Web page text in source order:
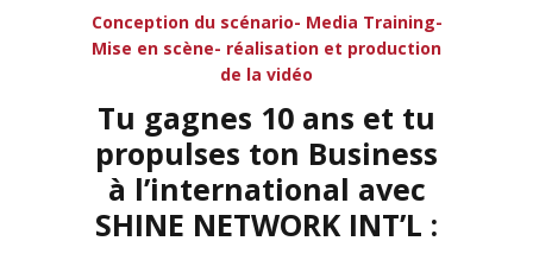
Conception du scénario- Media Training-
Mise en scène- réalisation et production
de la vidéo
Tu gagnes 10 ans et tu
propulses ton Business
à l’international avec
SHINE NETWORK INT’L :